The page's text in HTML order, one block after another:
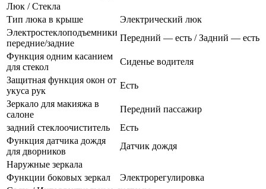
Люк / Стекла
Тип люка в крыше
Электрический люк
Электростеклоподъемники
передние/задние
Передний — есть / Задний — есть
Функция одним касанием
для стекол
Сиденье водителя
Защитная функция окон от
укуса рук
Есть
Зеркало для макияжа в
салоне
Передний пассажир
задний стеклоочиститель
Есть
Функция датчика дождя
для дворников
Датчик дождя
Наружные зеркала
Функции боковых зеркал
Электрорегулировка